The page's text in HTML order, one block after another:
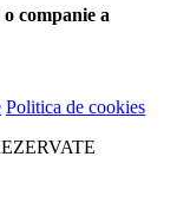
companie a
Politica de cookies